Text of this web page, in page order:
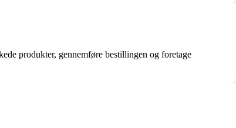
produkter, gennemføre bestillingen og foretage